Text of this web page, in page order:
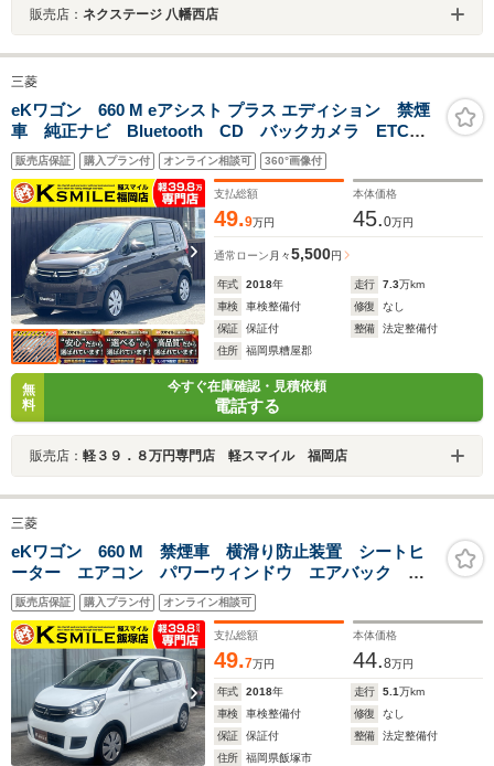
販売店： ネクステージ 八幡西店
三菱
eKワゴン 660 M eアシスト プラス エディション 禁煙
車 純正ナビ Bluetooth CD バックカメラ ETC
アイドリングストップ シートヒーター ドライブレコ
ーダー キーレス 衝突軽減ブレーキ 横滑り防止装
置 障害物センサー アクセル踏み間違い防止装置
販売店保証 購入プラン付 オンライン相談可 360°画像付
支払総額
49.9万円
本体価格
45.0万円
通常ローン 月々5,500円
年式 2018年 走行 7.3万km
車検
車検整備付 修復
なし
保証
保証付 整備
法定整備付
住所
福岡県糟屋郡
無
料
今すぐ在庫確認・見積依頼
電話する
販売店： 軽３９．８万円専門店 軽スマイル 福岡店
三菱
eKワゴン 660 M 禁煙車 横滑り防止装置 シートヒ
ーター エアコン パワーウィンドウ エアバック
ABS アイドリングストップ
販売店保証 購入プラン付 オンライン相談可
支払総額
49.7万円
本体価格
44.8万円
年式 2018年 走行 5.1万km
車検
車検整備付 修復
なし
保証
保証付 整備
法定整備付
住所
福岡県飯塚市